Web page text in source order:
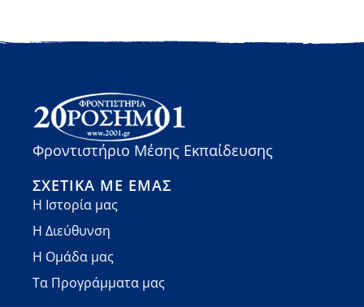
Φροντιστήριο Μέσης Εκπαίδευσης
ΣΧΕΤΙΚΆ ΜΕ ΕΜΆΣ
Η Ιστορία μας
Η Διεύθυνση
Η Ομάδα μας
Τα Προγράμματα μας